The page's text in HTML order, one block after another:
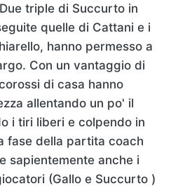
triple di Succurto in
quelle di Cattani e i
hanno permesso a
Con un vantaggio di
di casa hanno
allentando un po' il
i tiri liberi e colpendo in
fase della partita coach
sapientemente anche i
(Gallo e Succurto )